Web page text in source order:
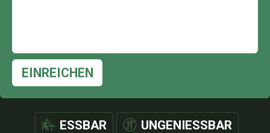
EINREICHEN
ESSBAR UNGENIESSBAR